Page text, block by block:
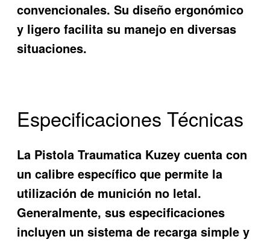
convencionales. Su diseño ergonómico
y ligero facilita su manejo en diversas
situaciones.
Especificaciones Técnicas
La Pistola Traumatica Kuzey cuenta con
un calibre específico que permite la
utilización de munición no letal.
Generalmente, sus especificaciones
incluyen un sistema de recarga simple y